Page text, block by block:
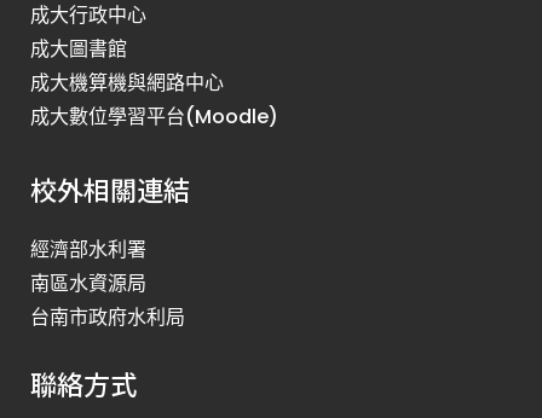
成大行政中心
成大圖書館
成大機算機與網路中心
成大數位學習平台(Moodle)
校外相關連結
經濟部水利署
南區水資源局
台南市政府水利局
聯絡方式